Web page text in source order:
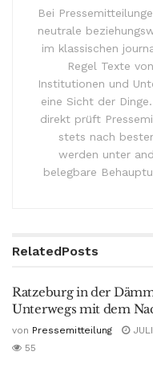
Bei
neutrale
im klassischen
Regel Texte
Institutionen und
eine Sicht der
direkt prüft
stets nach
werden unter
belegbare
RelatedPosts
Ratzeburg in der
Unterwegs mit dem
von Pressemitteilung
55